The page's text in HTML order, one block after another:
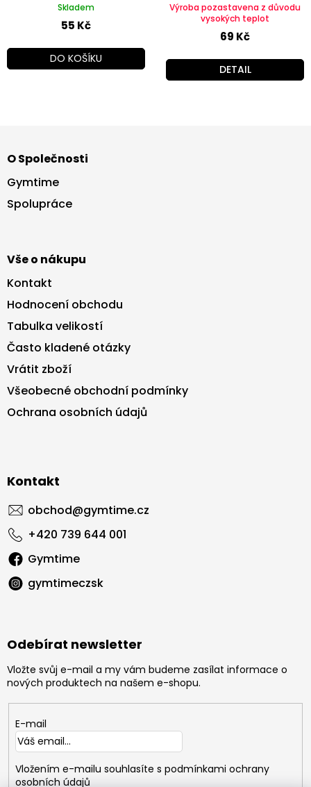
Skladem
55 Kč
DO KOŠÍKU
Výroba pozastavena z důvodu
vysokých teplot
69 Kč
DETAIL
p
a
O Společnosti
Gymtime
Spolupráce
Vše o nákupu
Kontakt
Hodnocení obchodu
Tabulka velikostí
Často kladené otázky
Vrátit zboží
Všeobecné obchodní podmínky
Ochrana osobních údajů
Kontakt
obchod@gymtime.cz
+420 739 644 001
Gymtime
gymtimeczsk
Odebírat newsletter
Vložte svůj e-mail a my vám budeme zasílat informace o
nových produktech na našem e-shopu.
E-mail
Vložením e-mailu souhlasíte s podmínkami ochrany
osobních údajů